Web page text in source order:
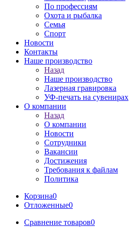
По профессиям
Охота и рыбалка
Семья
Спорт
Новости
Контакты
Наше производство
Назад
Наше производство
Лазерная гравировка
УФ-печать на сувенирах
О компании
Назад
О компании
Новости
Сотрудники
Вакансии
Достижения
Требования к файлам
Политика
Корзина0
Отложенные0
Сравнение товаров0